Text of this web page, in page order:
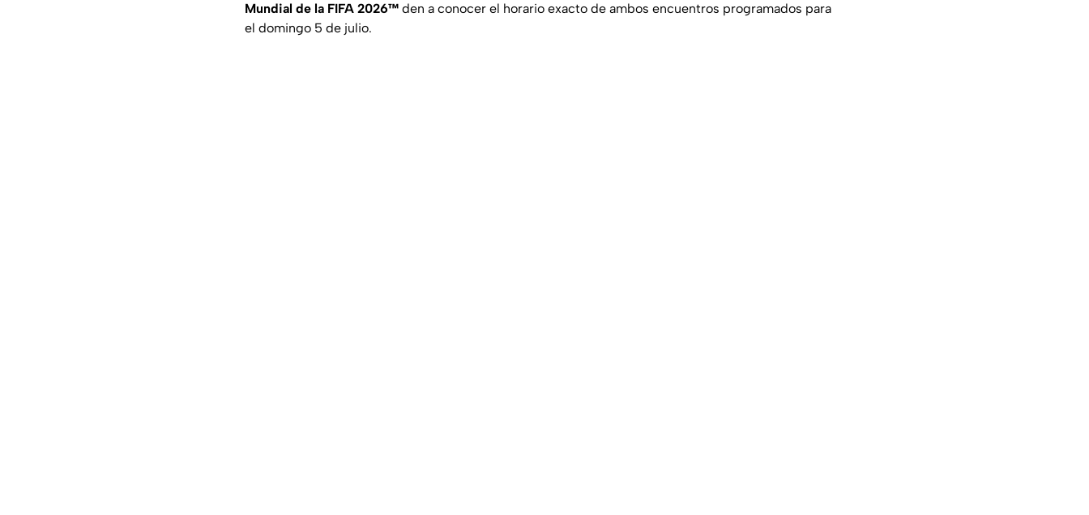
Mundial de la FIFA 2026™ den a conocer el horario exacto de ambos encuentros programados para
el domingo 5 de julio.